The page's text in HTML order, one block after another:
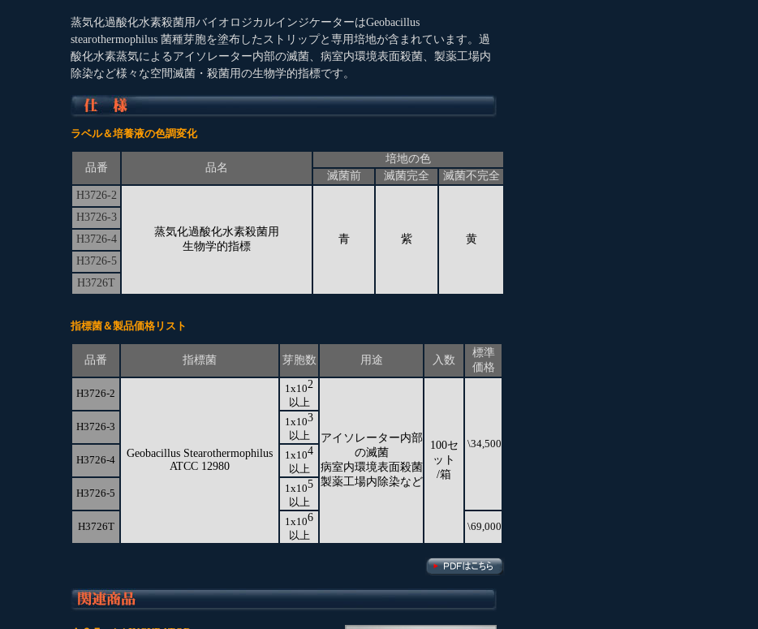
蒸気化過酸化水素殺菌用バイオロジカルインジケーターはGeobacillus
stearothermophilus 菌種芽胞を塗布したストリップと専用培地が含まれています。過
酸化水素蒸気によるアイソレーター内部の滅菌、病室内環境表面殺菌、製薬工場内
除染など様々な空間滅菌・殺菌用の生物学的指標です。
ラベル＆培養液の色調変化
品番 品名
培地の色
滅菌前
滅菌完全
滅菌不完全
H3726-2
蒸気化過酸化水素殺菌用
生物学的指標
青 紫 黄
H3726-3
H3726-4
H3726-5
H3726T
指標菌＆製品価格リスト
品番 指標菌 芽胞数 用途 入数
標準
価格
H3726-2
Geobacillus Stearothermophilus
ATCC 12980
1x102
以上
アイソレーター内部
の滅菌
病室内環境表面殺菌
製薬工場内除染など
100セ
ット
/箱
\34,500
H3726-3 1x103
以上
H3726-4
1x104
以上
H3726-5
1x105
以上
H3726T
1x106
以上
\69,000